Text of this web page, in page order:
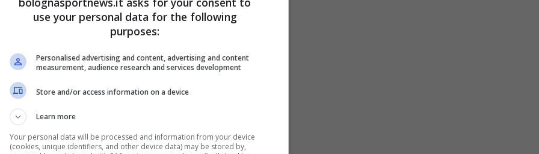
rapporto con Claudio Ranieri
per il suo significativo
use your personal data for the following
purposes:
Personalised advertising and content, advertising and content
measurement, audience research and services development
Store and/or access information on a device
Learn more
Your personal data will be processed and information from your device
(cookies, unique identifiers, and other device data) may be stored by,